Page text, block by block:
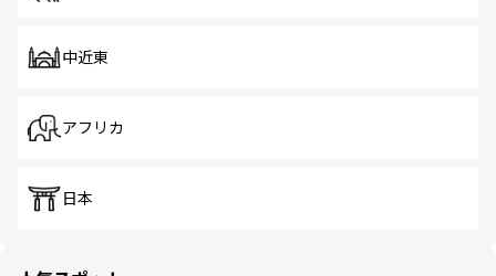
中近東
アフリカ
日本